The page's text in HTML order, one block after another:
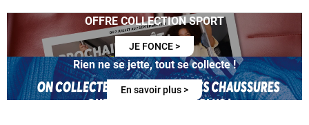
OFFRE COLLECTION SPORT
JE FONCE >
Rien ne se jette, tout se collecte !
En savoir plus >